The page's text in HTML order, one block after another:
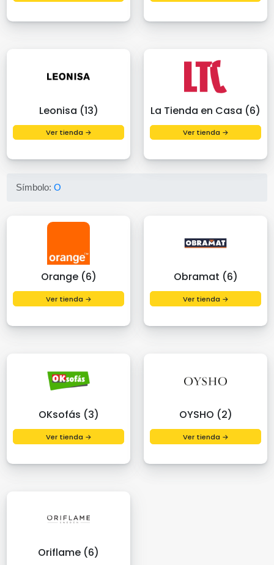
Leonisa (13)
Ver tienda →
La Tienda en Casa (6)
Ver tienda →
Símbolo:O
Orange (6)
Ver tienda →
Obramat (6)
Ver tienda →
OKsofás (3)
Ver tienda →
OYSHO (2)
Ver tienda →
Oriflame (6)